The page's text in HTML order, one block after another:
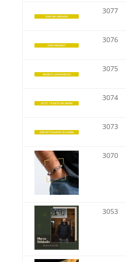
3077
3076
3075
3074
3073
3070
3053